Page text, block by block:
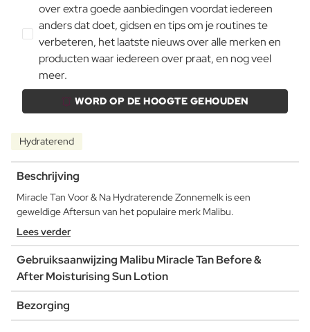
over extra goede aanbiedingen voordat iedereen
anders dat doet, gidsen en tips om je routines te
verbeteren, het laatste nieuws over alle merken en
producten waar iedereen over praat, en nog veel
meer.
WORD OP DE HOOGTE GEHOUDEN
Hydraterend
Beschrijving
Miracle Tan Voor & Na Hydraterende Zonnemelk is een
geweldige Aftersun van het populaire merk Malibu.
Lees verder
Gebruiksaanwijzing Malibu Miracle Tan Before &
After Moisturising Sun Lotion
Bezorging